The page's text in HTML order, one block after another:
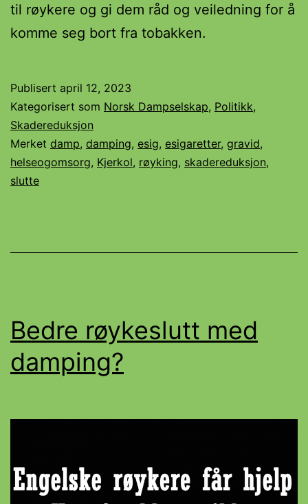
til røykere og gi dem råd og veiledning for å
komme seg bort fra tobakken.
Publisert april 12, 2023
Kategorisert som Norsk Dampselskap, Politikk,
Skadereduksjon
Merket damp, damping, esig, esigaretter, gravid,
helseogomsorg, Kjerkol, røyking, skadereduksjon,
slutte
Bedre røykeslutt med
damping?